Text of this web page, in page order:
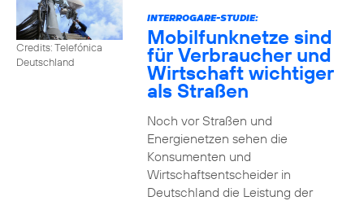
Credits: Telefónica
Deutschland
INTERROGARE-STUDIE:
Mobilfunknetze sind
für Verbraucher und
Wirtschaft wichtiger
als Straßen
Noch vor Straßen und
Energienetzen sehen die
Konsumenten und
Wirtschaftsentscheider in
Deutschland die Leistung der